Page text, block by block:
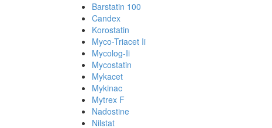
Barstatin 100
Candex
Korostatin
Myco-Triacet Ii
Mycolog-Ii
Mycostatin
Mykacet
Mykinac
Mytrex F
Nadostine
Nilstat